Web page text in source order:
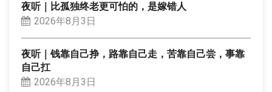
夜听｜比孤独终老更可怕的，是嫁错人
2026年8月3日
夜听｜钱靠自己挣，路靠自己走，苦靠自己尝，事靠
自己扛
2026年8月3日